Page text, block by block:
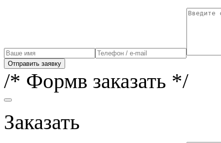
Отправить заявку
/* Формв заказать */
Заказать